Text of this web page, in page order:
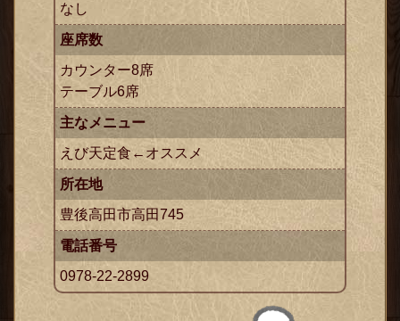
なし
座席数
カウンター8席
テーブル6席
主なメニュー
えび天定食←オススメ
所在地
豊後高田市高田745
電話番号
0978-22-2899